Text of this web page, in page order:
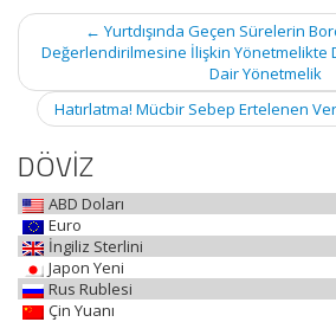
Post
navigation
← Yurtdışında Geçen Sürelerin
Değerlendirilmesine İlişkin Yönetmelikte
Dair Yönetmelik
Hatırlatma! Mücbir Sebep Ertelenen
DÖVİZ
ABD Doları
Euro
İngiliz Sterlini
Japon Yeni
Rus Rublesi
Çin Yuanı